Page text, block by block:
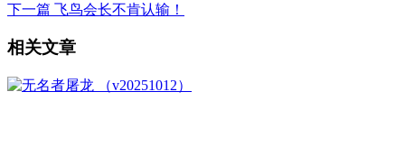
下一篇 飞鸟会长不肯认输！
相关文章